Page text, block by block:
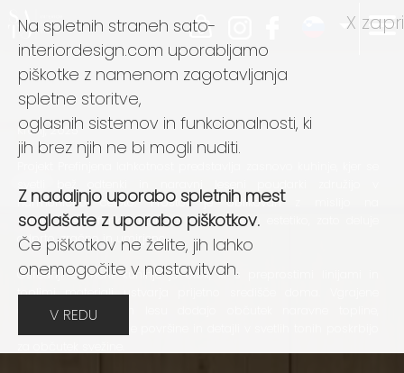
0
Kranj, 2025
harmonično celoto. Prostor je oblikovan z mislijo na
minimalizem, funkcionalnost in brezčasno estetiko, zato deluje
odprto, zračno in umirjeno.
Osrednji element kuhinje je otok, ki s preprostimi linijami in
toplimi materiali ustvarja prijetno središče doma. Vgrajene
omarice v svetlem lesu dodajo občutek naravne topline,
X zapri
Na spletnih straneh sato-
interiordesign.com uporabljamo
piškotke z namenom zagotavljanja
spletne storitve,
oglasnih sistemov in funkcionalnosti, ki
jih brez njih ne bi mogli nuditi.
Z nadaljnjo uporabo spletnih mest
soglašate z uporabo piškotkov.
Če piškotkov ne želite, jih lahko
onemogočite v nastavitvah.
V REDU